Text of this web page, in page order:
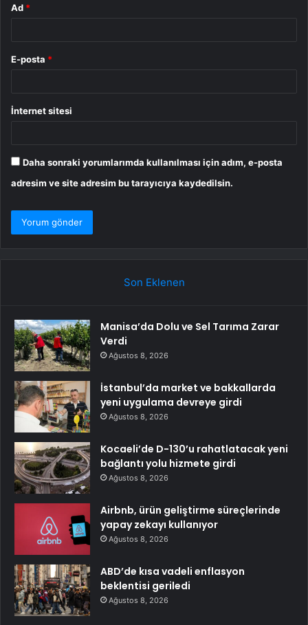
Ad *
E-posta *
İnternet sitesi
Daha sonraki yorumlarımda kullanılması için adım, e-posta
adresim ve site adresim bu tarayıcıya kaydedilsin.
Son Eklenen
Manisa’da Dolu ve Sel Tarıma Zarar
Verdi
Ağustos 8, 2026
İstanbul’da market ve bakkallarda
yeni uygulama devreye girdi
Ağustos 8, 2026
Kocaeli’de D-130’u rahatlatacak yeni
bağlantı yolu hizmete girdi
Ağustos 8, 2026
Airbnb, ürün geliştirme süreçlerinde
yapay zekayı kullanıyor
Ağustos 8, 2026
ABD’de kısa vadeli enflasyon
beklentisi geriledi
Ağustos 8, 2026